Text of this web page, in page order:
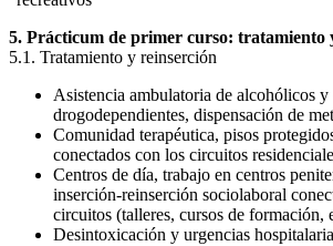
5. Prácticum de primer curso: tratamiento
5.1. Tratamiento y reinserción
Asistencia ambulatoria de alcohólicos y
drogodependientes, dispensación de
Comunidad terapéutica, pisos
conectados con los circuitos
Centros de día, trabajo en centros
inserción-reinserción sociolaboral
circuitos (talleres, cursos de formación,
Desintoxicación y urgencias